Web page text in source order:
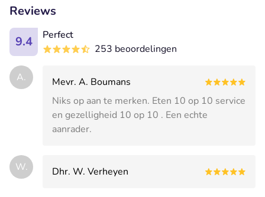
Reviews
9.4
Perfect
253 beoordelingen
A.
Mevr. A. Boumans
Niks op aan te merken. Eten 10 op 10 service
en gezelligheid 10 op 10 . Een echte
aanrader.
W. Dhr. W. Verheyen